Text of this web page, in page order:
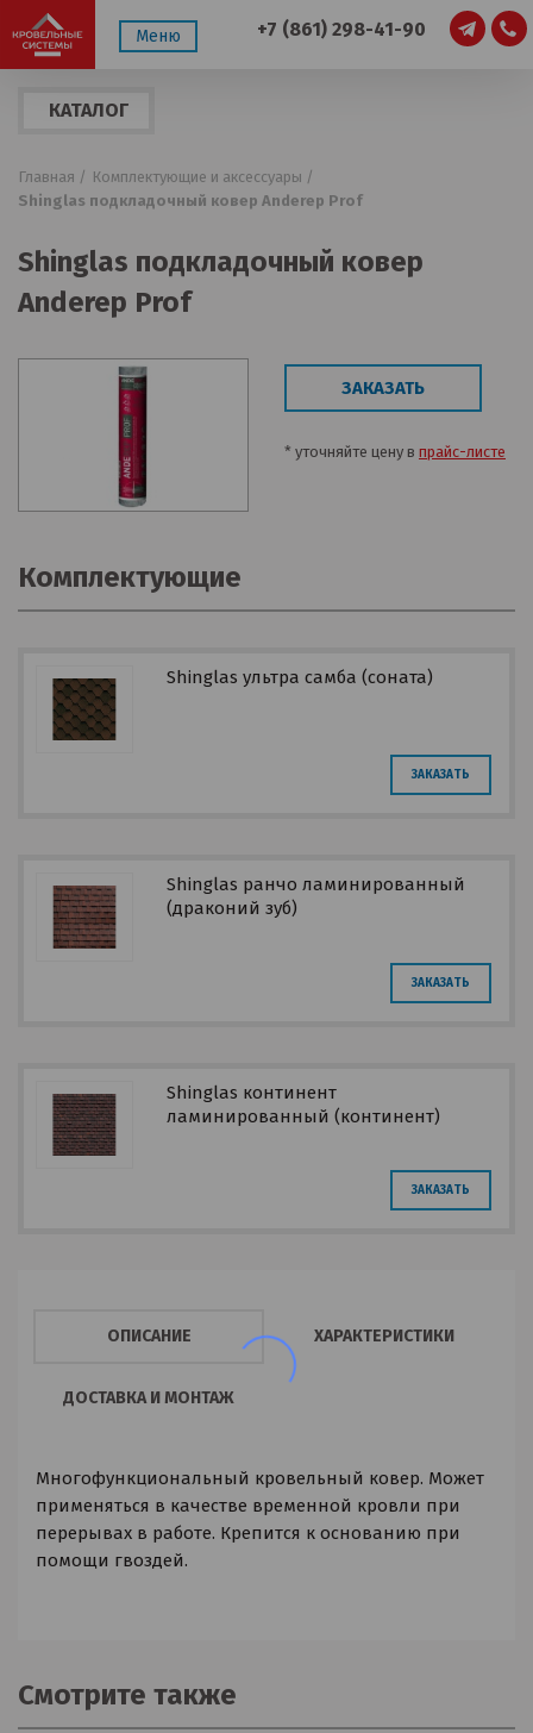
Меню +7 (861) 298-41-90
КАТАЛОГ
Главная / Комплектующие и аксессуары /
Shinglas подкладочный ковер Anderep Prof
Shinglas подкладочный ковер
Anderep Prof
ЗАКАЗАТЬ
* уточняйте цену в прайс-листе
Комплектующие
Shinglas ультра самба (соната)
ЗАКАЗАТЬ
Shinglas ранчо ламинированный
(драконий зуб)
ЗАКАЗАТЬ
Shinglas континент
ламинированный (континент)
ЗАКАЗАТЬ
ОПИСАНИЕ ХАРАКТЕРИСТИКИ
ДОСТАВКА И МОНТАЖ
Многофункциональный кровельный ковер. Может
применяться в качестве временной кровли при
перерывах в работе. Крепится к основанию при
помощи гвоздей.
Смотрите также